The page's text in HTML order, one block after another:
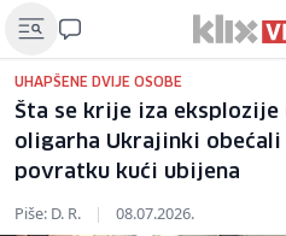
UHAPŠENE DVIJE OSOBE
Šta se krije iza eksplozije
oligarha Ukrajinki obećali
povratku kući ubijena
Piše: D. R. | 08.07.2026.